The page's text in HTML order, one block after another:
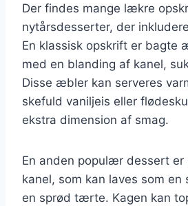
Der findes mange lækre
nytårsdesserter, der
En klassisk opskrift er bagte
med en blanding af kanel,
Disse æbler kan serveres
skefuld vaniljeis eller
ekstra dimension af smag.
En anden populær dessert
kanel, som kan laves som en
en sprød tærte. Kagen kan